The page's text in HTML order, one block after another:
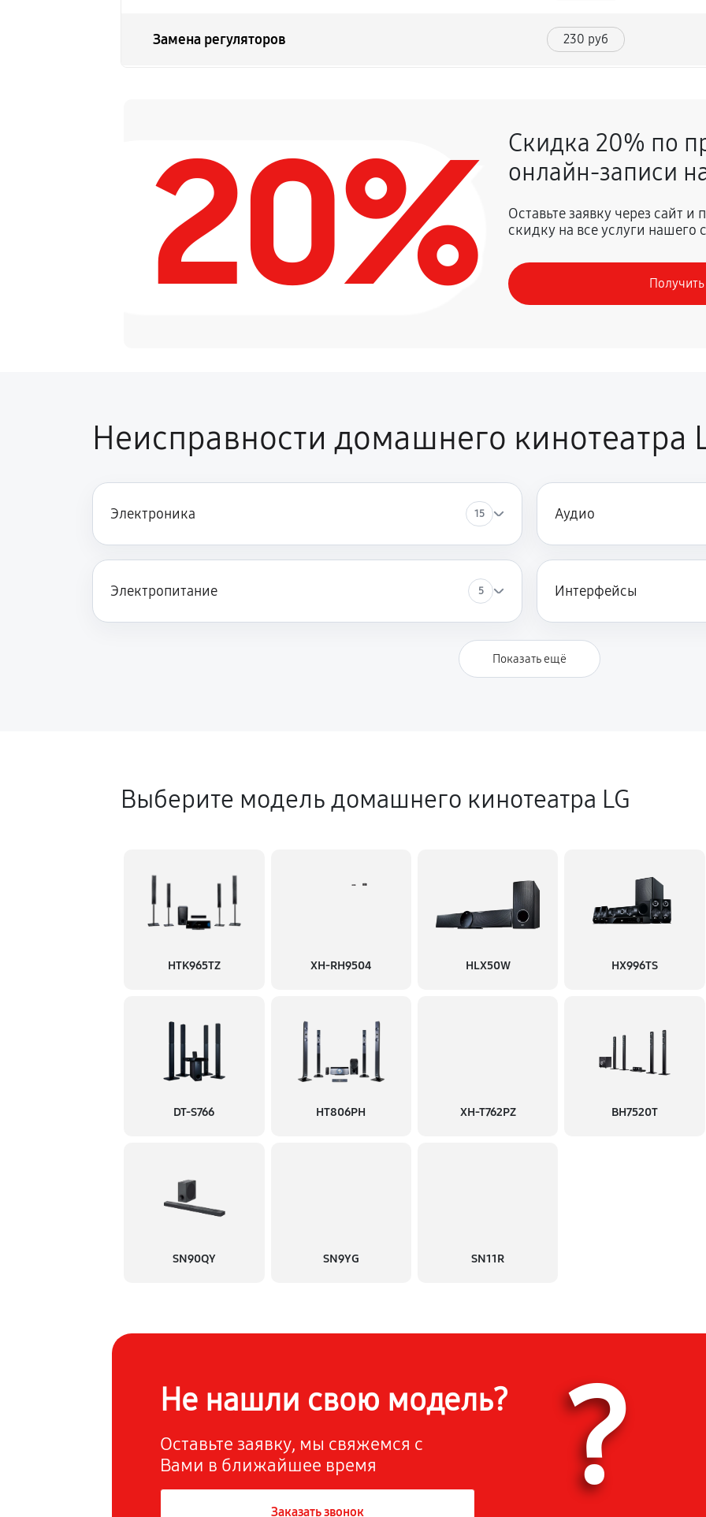
Замена регуляторов 230 руб
20%
Скидка 20% по
онлайн-записи
Оставьте заявку через сайт
скидку на все услуги нашего
Неисправности домашнего кинотеатра
Электроника 15 Аудио
Электропитание 5 Интерфейсы
Показать ещё
Выберите модель домашнего кинотеатра LG
HTK965TZ XH-RH9504 HLX50W HX996TS
DT-S766 HT806PH XH-T762PZ BH7520T
SN90QY SN9YG SN11R
Не нашли свою модель?
Оставьте заявку, мы свяжемся с
Вами в ближайшее время
Заказать звонок ?